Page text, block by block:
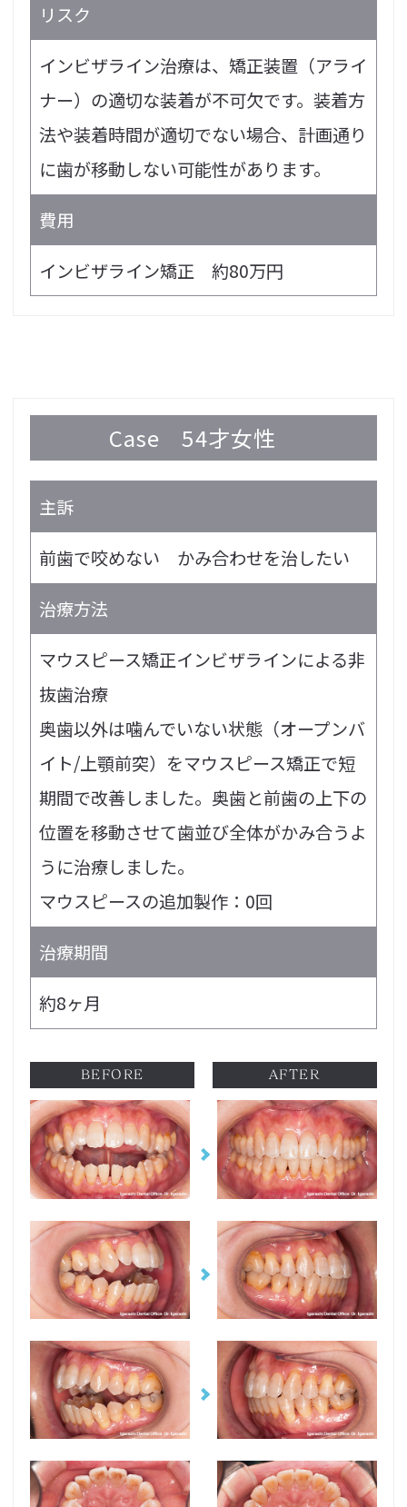
リスク
インビザライン治療は、矯正装置（アライ
ナー）の適切な装着が不可欠です。装着方
法や装着時間が適切でない場合、計画通り
に歯が移動しない可能性があります。
費用
インビザライン矯正 約80万円
Case 54才女性
主訴
前歯で咬めない かみ合わせを治したい
治療方法
マウスピース矯正インビザラインによる非
抜歯治療
奥歯以外は噛んでいない状態（オープンバ
イト/上顎前突）をマウスピース矯正で短
期間で改善しました。奥歯と前歯の上下の
位置を移動させて歯並び全体がかみ合うよ
うに治療しました。
マウスピースの追加製作：0回
治療期間
約8ヶ月
BEFORE AFTER